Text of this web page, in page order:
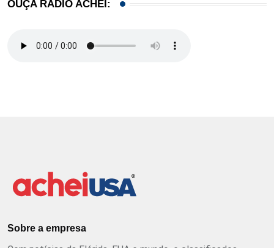
OUÇA RÁDIO ACHEI:
Sobre a empresa